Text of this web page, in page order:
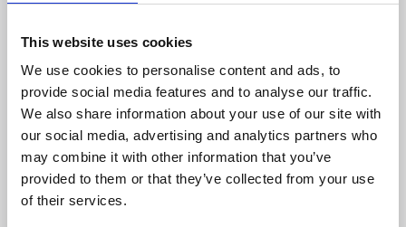
This website uses cookies
We use cookies to personalise content and ads, to
provide social media features and to analyse our traffic.
We also share information about your use of our site with
our social media, advertising and analytics partners who
may combine it with other information that you’ve
provided to them or that they’ve collected from your use
of their services.
Hembygdsgård Museum
Hamnmagasinet i Lyrestad